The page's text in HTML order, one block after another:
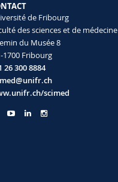
de Fribourg
des sciences et de médecine
du Musée 8
1700 Fribourg
26 300 8884
scimed